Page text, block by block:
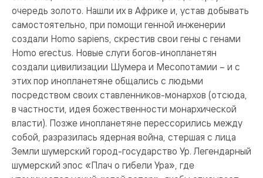
очередь золото. Нашли их в Африке и, устав добывать
самостоятельно, при помощи генной инженерии
создали Homo sapiens, скрестив свои гены с генами
Homo erectus. Новые слуги богов-инопланетян
создали цивилизации Шумера и Месопотамии – и с
этих пор инопланетяне общались с людьми
посредством своих ставленников-монархов (отсюда,
в частности, идея божественности монархической
власти). Позже инопланетяне перессорились между
собой, разразилась ядерная война, стершая с лица
Земли шумерский город-государство Ур. Легендарный
шумерский эпос «Плач о гибели Ура», где